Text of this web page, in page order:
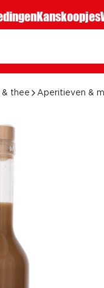
Kanskoopjes
& thee Aperitieven &